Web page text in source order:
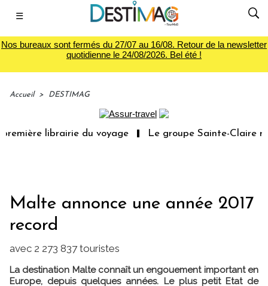
☰
Nos bureaux sont fermés du 27/07 au 16/08. Retour de la newsletter
quotidienne le 24/08/2026. Bel été !
Accueil > DESTIMAG
librairie du voyage Le groupe Sainte-Claire
Malte annonce une année 2017
record
avec 2 273 837 touristes
La destination Malte connaît un engouement important en
Europe, depuis quelques années. Le plus petit Etat de